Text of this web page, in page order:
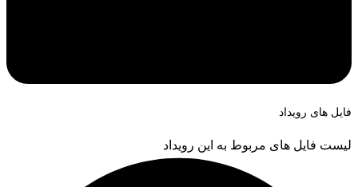
فایل های رویداد
لیست فایل های مربوط به این رویداد